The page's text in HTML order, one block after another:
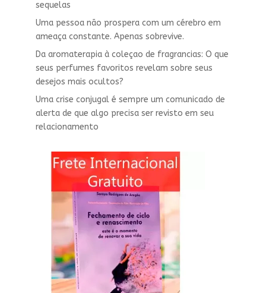
sequelas
Uma pessoa não prospera com um cérebro em
ameaça constante. Apenas sobrevive.
Da aromaterapia à coleçao de fragrancias: O que
seus perfumes favoritos revelam sobre seus
desejos mais ocultos?
Uma crise conjugal é sempre um comunicado de
alerta de que algo precisa ser revisto em seu
relacionamento